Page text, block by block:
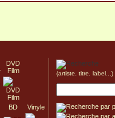
DVD
Film
BD Vinyle
(artiste, titre, label...)